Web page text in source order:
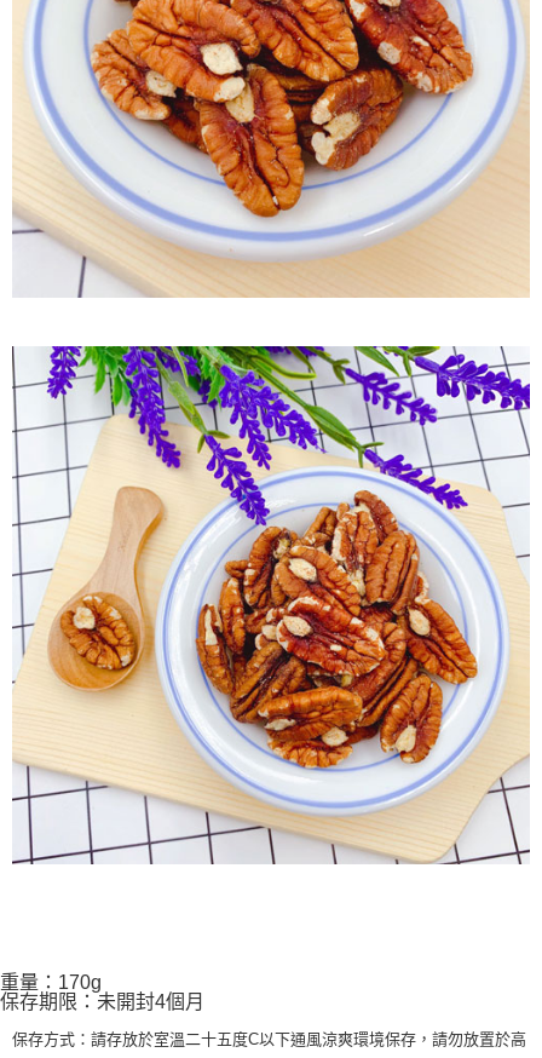
重量：170g
保存期限：未開封4個月
保存方式：請存放於室溫二十五度C以下通風涼爽環境保存，請勿放置於高